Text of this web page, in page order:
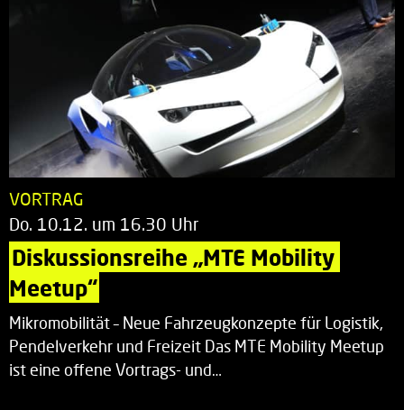
VORTRAG
Do. 10.12. um 16.30 Uhr
Diskussionsreihe „MTE Mobility
Meetup“
Mikromobilität – Neue Fahrzeugkonzepte für Logistik,
Pendelverkehr und Freizeit Das MTE Mobility Meetup
ist eine offene Vortrags- und…